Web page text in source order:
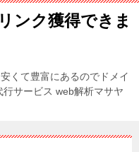
ンク獲得できま
くて豊富にあるのでドメイ
サービス web解析マサヤ